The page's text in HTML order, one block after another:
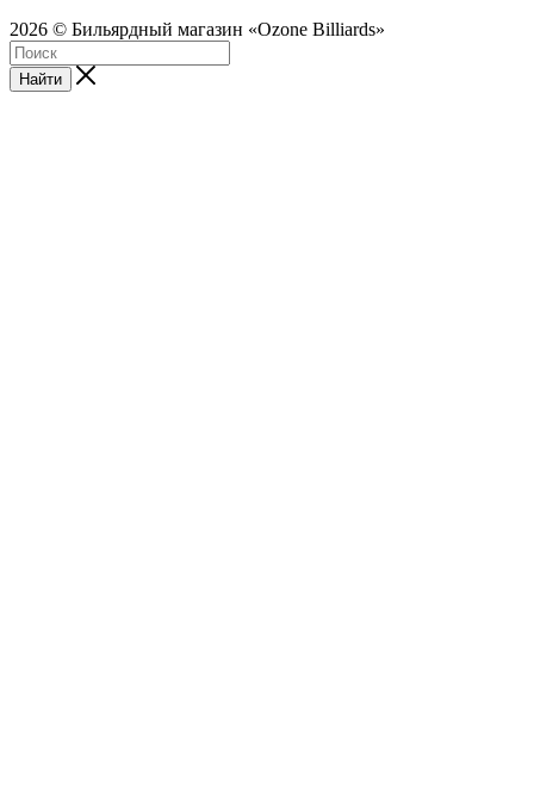
2026 © Бильярдный магазин «Ozone Billiards»
Найти